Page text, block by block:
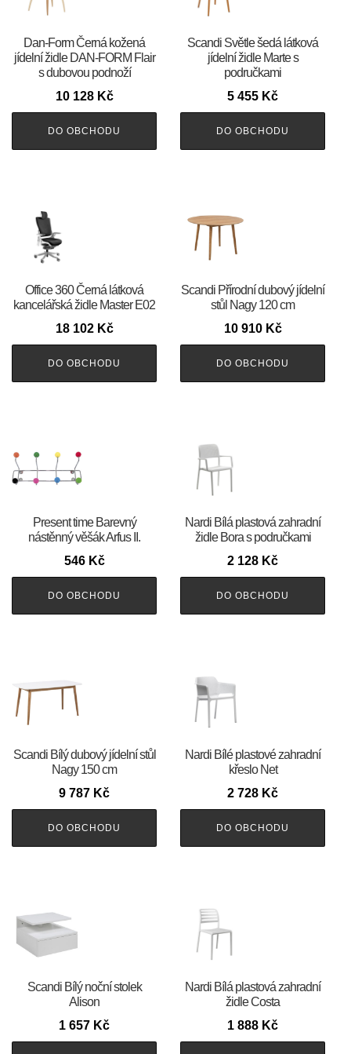
​​​​​Dan-Form Černá kožená
jídelní židle DAN-FORM Flair
s dubovou podnoží
10 128 Kč
DO OBCHODU
Scandi Světle šedá látková
jídelní židle Marte s
područkami
5 455 Kč
DO OBCHODU
Office 360 Černá látková
kancelářská židle Master E02
18 102 Kč
DO OBCHODU
Scandi Přírodní dubový jídelní
stůl Nagy 120 cm
10 910 Kč
DO OBCHODU
Present time Barevný
nástěnný věšák Arfus II.
546 Kč
DO OBCHODU
Nardi Bílá plastová zahradní
židle Bora s područkami
2 128 Kč
DO OBCHODU
Scandi Bílý dubový jídelní stůl
Nagy 150 cm
9 787 Kč
DO OBCHODU
Nardi Bílé plastové zahradní
křeslo Net
2 728 Kč
DO OBCHODU
Scandi Bílý noční stolek
Alison
1 657 Kč
Nardi Bílá plastová zahradní
židle Costa
1 888 Kč